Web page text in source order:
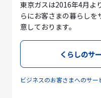
東京ガスは2016年4月よ
らにお客さまの暮らし
意しております。
くらしのサ
ビジネスのお客さまへのサー